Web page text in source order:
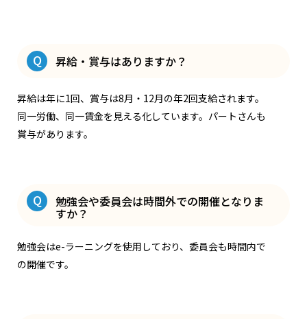
Q 昇給・賞与はありますか？
昇給は年に1回、賞与は8月・12月の年2回支給されます。
同一労働、同一賃金を見える化しています。パートさんも
賞与があります。
Q 勉強会や委員会は時間外での開催となりま
すか？
勉強会はe-ラーニングを使用しており、委員会も時間内で
の開催です。